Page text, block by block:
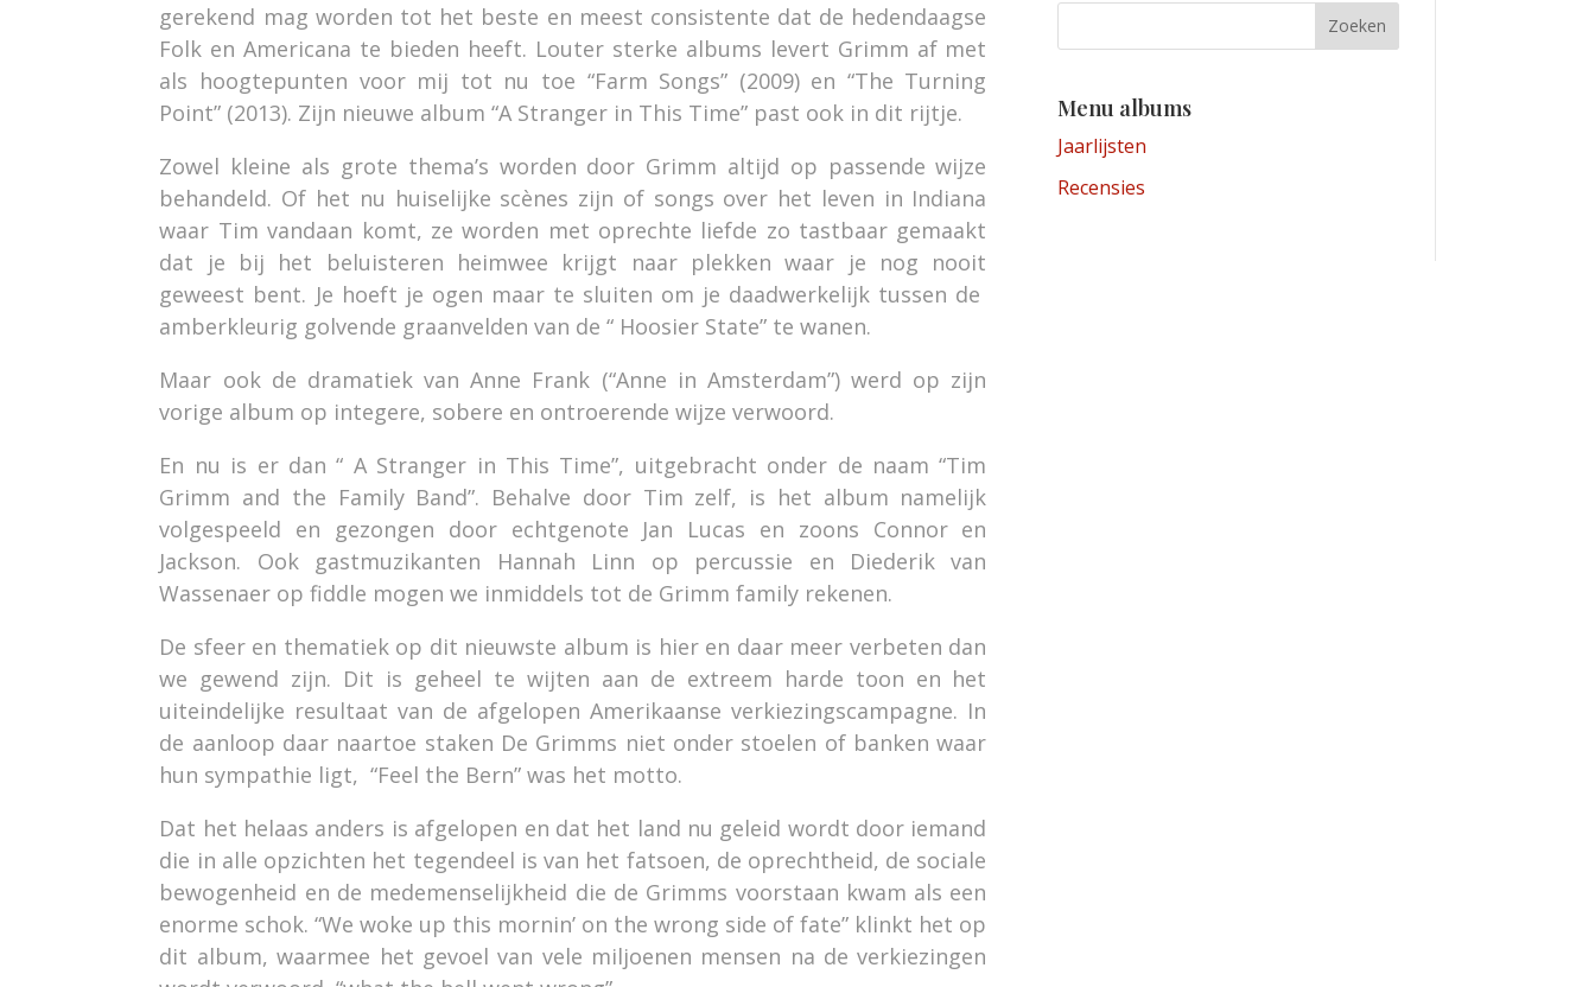
gerekend mag worden tot het beste en meest consistente dat de hedendaagse
Folk en Americana te bieden heeft. Louter sterke albums levert Grimm af met
als hoogtepunten voor mij tot nu toe “Farm Songs” (2009) en “The Turning
Point” (2013). Zijn nieuwe album “A Stranger in This Time” past ook in dit rijtje.
Zowel kleine als grote thema’s worden door Grimm altijd op passende wijze
behandeld. Of het nu huiselijke scènes zijn of songs over het leven in Indiana
waar Tim vandaan komt, ze worden met oprechte liefde zo tastbaar gemaakt
dat je bij het beluisteren heimwee krijgt naar plekken waar je nog nooit
geweest bent. Je hoeft je ogen maar te sluiten om je daadwerkelijk tussen de
amberkleurig golvende graanvelden van de “ Hoosier State” te wanen.
Maar ook de dramatiek van Anne Frank (“Anne in Amsterdam”) werd op zijn
vorige album op integere, sobere en ontroerende wijze verwoord.
En nu is er dan “ A Stranger in This Time”, uitgebracht onder de naam “Tim
Grimm and the Family Band”. Behalve door Tim zelf, is het album namelijk
volgespeeld en gezongen door echtgenote Jan Lucas en zoons Connor en
Jackson. Ook gastmuzikanten Hannah Linn op percussie en Diederik van
Wassenaer op fiddle mogen we inmiddels tot de Grimm family rekenen.
De sfeer en thematiek op dit nieuwste album is hier en daar meer verbeten dan
we gewend zijn. Dit is geheel te wijten aan de extreem harde toon en het
uiteindelijke resultaat van de afgelopen Amerikaanse verkiezingscampagne. In
de aanloop daar naartoe staken De Grimms niet onder stoelen of banken waar
hun sympathie ligt, “Feel the Bern” was het motto.
Dat het helaas anders is afgelopen en dat het land nu geleid wordt door iemand
die in alle opzichten het tegendeel is van het fatsoen, de oprechtheid, de sociale
bewogenheid en de medemenselijkheid die de Grimms voorstaan kwam als een
enorme schok. “We woke up this mornin’ on the wrong side of fate” klinkt het op
dit album, waarmee het gevoel van vele miljoenen mensen na de verkiezingen
Menu albums
Jaarlijsten
Recensies